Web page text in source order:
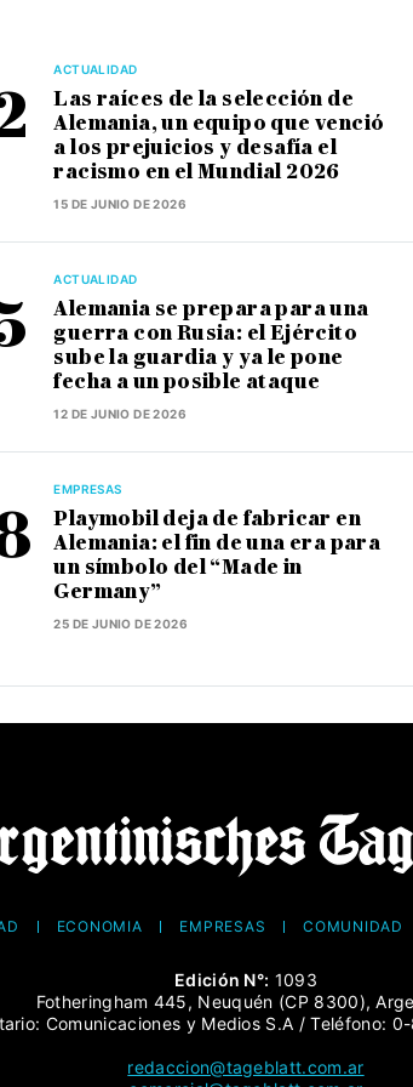
ACTUALIDAD
Las raíces de la selección de
Alemania, un equipo que venció
a los prejuicios y desafía el
racismo en el Mundial 2026
15 DE JUNIO DE 2026
ACTUALIDAD
Alemania se prepara para una
guerra con Rusia: el Ejército
sube la guardia y ya le pone
fecha a un posible ataque
12 DE JUNIO DE 2026
EMPRESAS
Playmobil deja de fabricar en
Alemania: el fin de una era para
un símbolo del “Made in
Germany”
25 DE JUNIO DE 2026
ECONOMÍA EMPRESAS COMUNIDAD
Edición N°: 1093
Fotheringham 445, Neuquén (CP 8300),
Comunicaciones y Medios S.A / Teléfono:
redaccion@tageblatt.com.ar